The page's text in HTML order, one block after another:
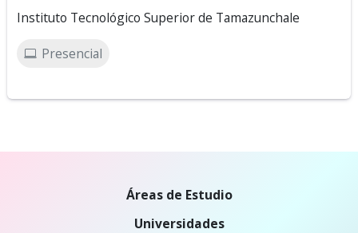
Instituto Tecnológico Superior de Tamazunchale
Presencial
Áreas de Estudio
Universidades